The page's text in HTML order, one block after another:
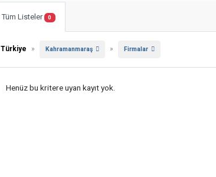
Tüm Listeler 0
Türkiye » Kahramanmaraş » Firmalar
Henüz bu kritere uyan kayıt yok.